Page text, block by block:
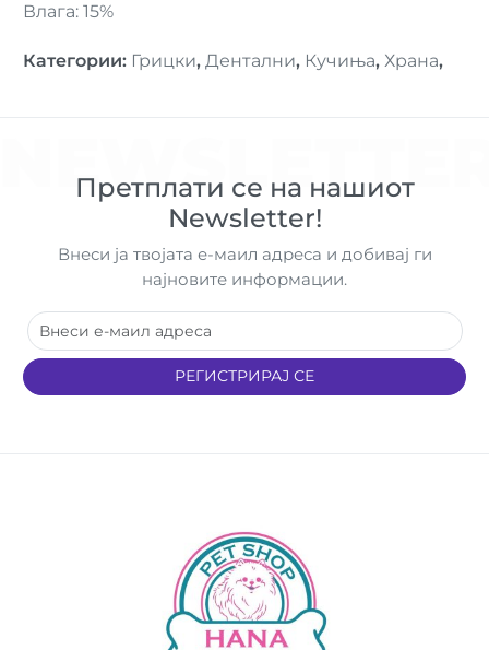
Влага: 15%
Категории: Грицки, Дентални, Кучиња, Храна,
Претплати се на нашиот
Newsletter!
Внеси ја твојата е-маил адреса и добивај ги
најновите информации.
РЕГИСТРИРАЈ СЕ